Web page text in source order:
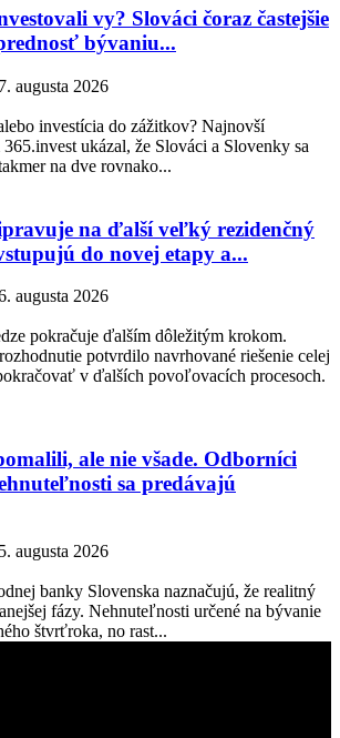
vy? Slováci čoraz častejšie
bývaniu...
7. augusta 2026
investícia do zážitkov? Najnovší
ukázal, že Slováci a Slovenky sa
na dve rovnako...
na ďalší veľký rezidenčný
do novej etapy a...
augusta 2026
pokračuje ďalším dôležitým krokom.
potvrdilo navrhované riešenie celej
v ďalších povoľovacích procesoch.
ale nie všade. Odborníci
sa predávajú
5. augusta 2026
banky Slovenska naznačujú, že realitný
fázy. Nehnuteľnosti určené na bývanie
štvrťroka, no rast...